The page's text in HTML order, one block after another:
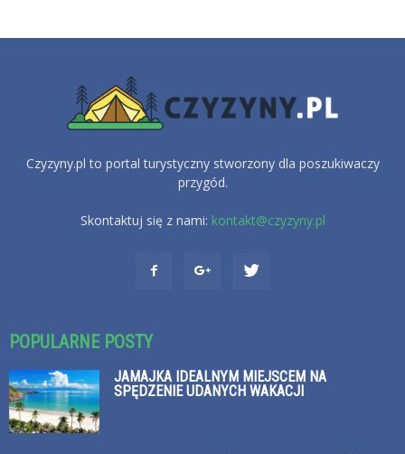
Czyzyny.pl to portal turystyczny stworzony dla poszukiwaczy
przygód.
Skontaktuj się z nami: kontakt@czyzyny.pl
POPULARNE POSTY
JAMAJKA IDEALNYM MIEJSCEM NA
SPĘDZENIE UDANYCH WAKACJI